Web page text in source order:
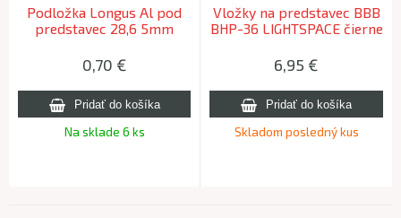
Podložka Longus Al pod
predstavec 28,6 5mm
0,70 €
Na sklade 6 ks
Vložky na predstavec BBB
BHP-36 LIGHTSPACE čierne
6,95 €
Skladom posledný kus